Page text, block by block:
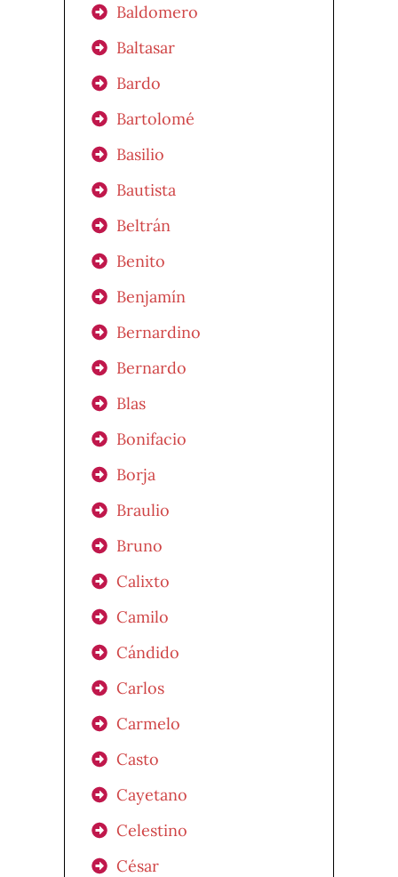
Baldomero
Baltasar
Bardo
Bartolomé
Basilio
Bautista
Beltrán
Benito
Benjamín
Bernardino
Bernardo
Blas
Bonifacio
Borja
Braulio
Bruno
Calixto
Camilo
Cándido
Carlos
Carmelo
Casto
Cayetano
Celestino
César